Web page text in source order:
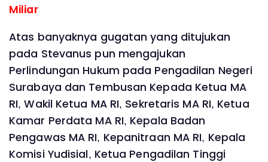
Miliar
Atas banyaknya gugatan yang ditujukan
pada Stevanus pun mengajukan
Perlindungan Hukum pada Pengadilan Negeri
Surabaya dan Tembusan Kepada Ketua MA
RI, Wakil Ketua MA RI, Sekretaris MA RI, Ketua
Kamar Perdata MA RI, Kepala Badan
Pengawas MA RI, Kepanitraan MA RI, Kepala
Komisi Yudisial, Ketua Pengadilan Tinggi